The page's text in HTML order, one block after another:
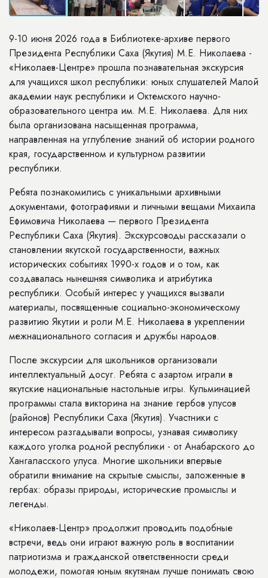
9-10 июня 2026 года в Библиотеке-архиве первого
Президента Республики Саха (Якутия) М.Е. Николаева -
«Николаев-Центре» прошла познавательная экскурсия
для учащихся школ республики: юных слушателей Малой
академии наук республики и Октемского научно-
образовательного центра им. М.Е. Николаева. Для них
была организована насыщенная программа,
направленная на углубление знаний об истории родного
края, государственном и культурном развитии
республики.
Ребята познакомились с уникальными архивными
документами, фотографиями и личными вещами Михаила
Ефимовича Николаева — первого Президента
Республики Саха (Якутия). Экскурсоводы рассказали о
становлении якутской государственности, важных
исторических событиях 1990-х годов и о том, как
создавалась нынешняя символика и атрибутика
республики. Особый интерес у учащихся вызвали
материалы, посвященные социально-экономическому
развитию Якутии и роли М.Е. Николаева в укреплении
межнационального согласия и дружбы народов.
После экскурсии для школьников организовали
интеллектуальный досуг. Ребята с азартом играли в
якутские национальные настольные игры. Кульминацией
программы стала викторина на знание гербов улусов
(районов) Республики Саха (Якутия). Участники с
интересом разгадывали вопросы, узнавая символику
каждого уголка родной республики - от Анабарского до
Хангаласского улуса. Многие школьники впервые
обратили внимание на скрытые смыслы, заложенные в
гербах: образы природы, исторические промыслы и
легенды.
«Николаев-Центр» продолжит проводить подобные
встречи, ведь они играют важную роль в воспитании
патриотизма и гражданской ответственности среди
молодежи, помогая юным якутянам лучше понимать свою